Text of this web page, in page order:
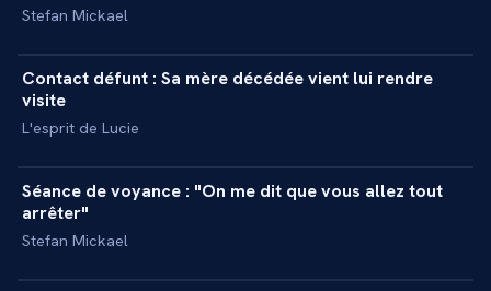
Stefan Mickael
REPORTAGE
Contact défunt : Sa mère décédée vient lui rendre
visite
L'esprit de Lucie
REPORTAGE +
Séance de voyance : "On me dit que vous allez tout
arrêter"
Stefan Mickael